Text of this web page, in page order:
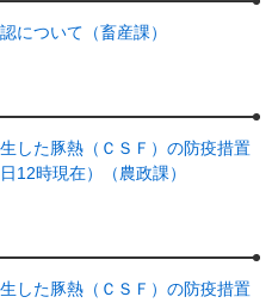
について（畜産課）
した豚熱（ＣＳＦ）の防疫措置
12時現在）（農政課）
した豚熱（ＣＳＦ）の防疫措置